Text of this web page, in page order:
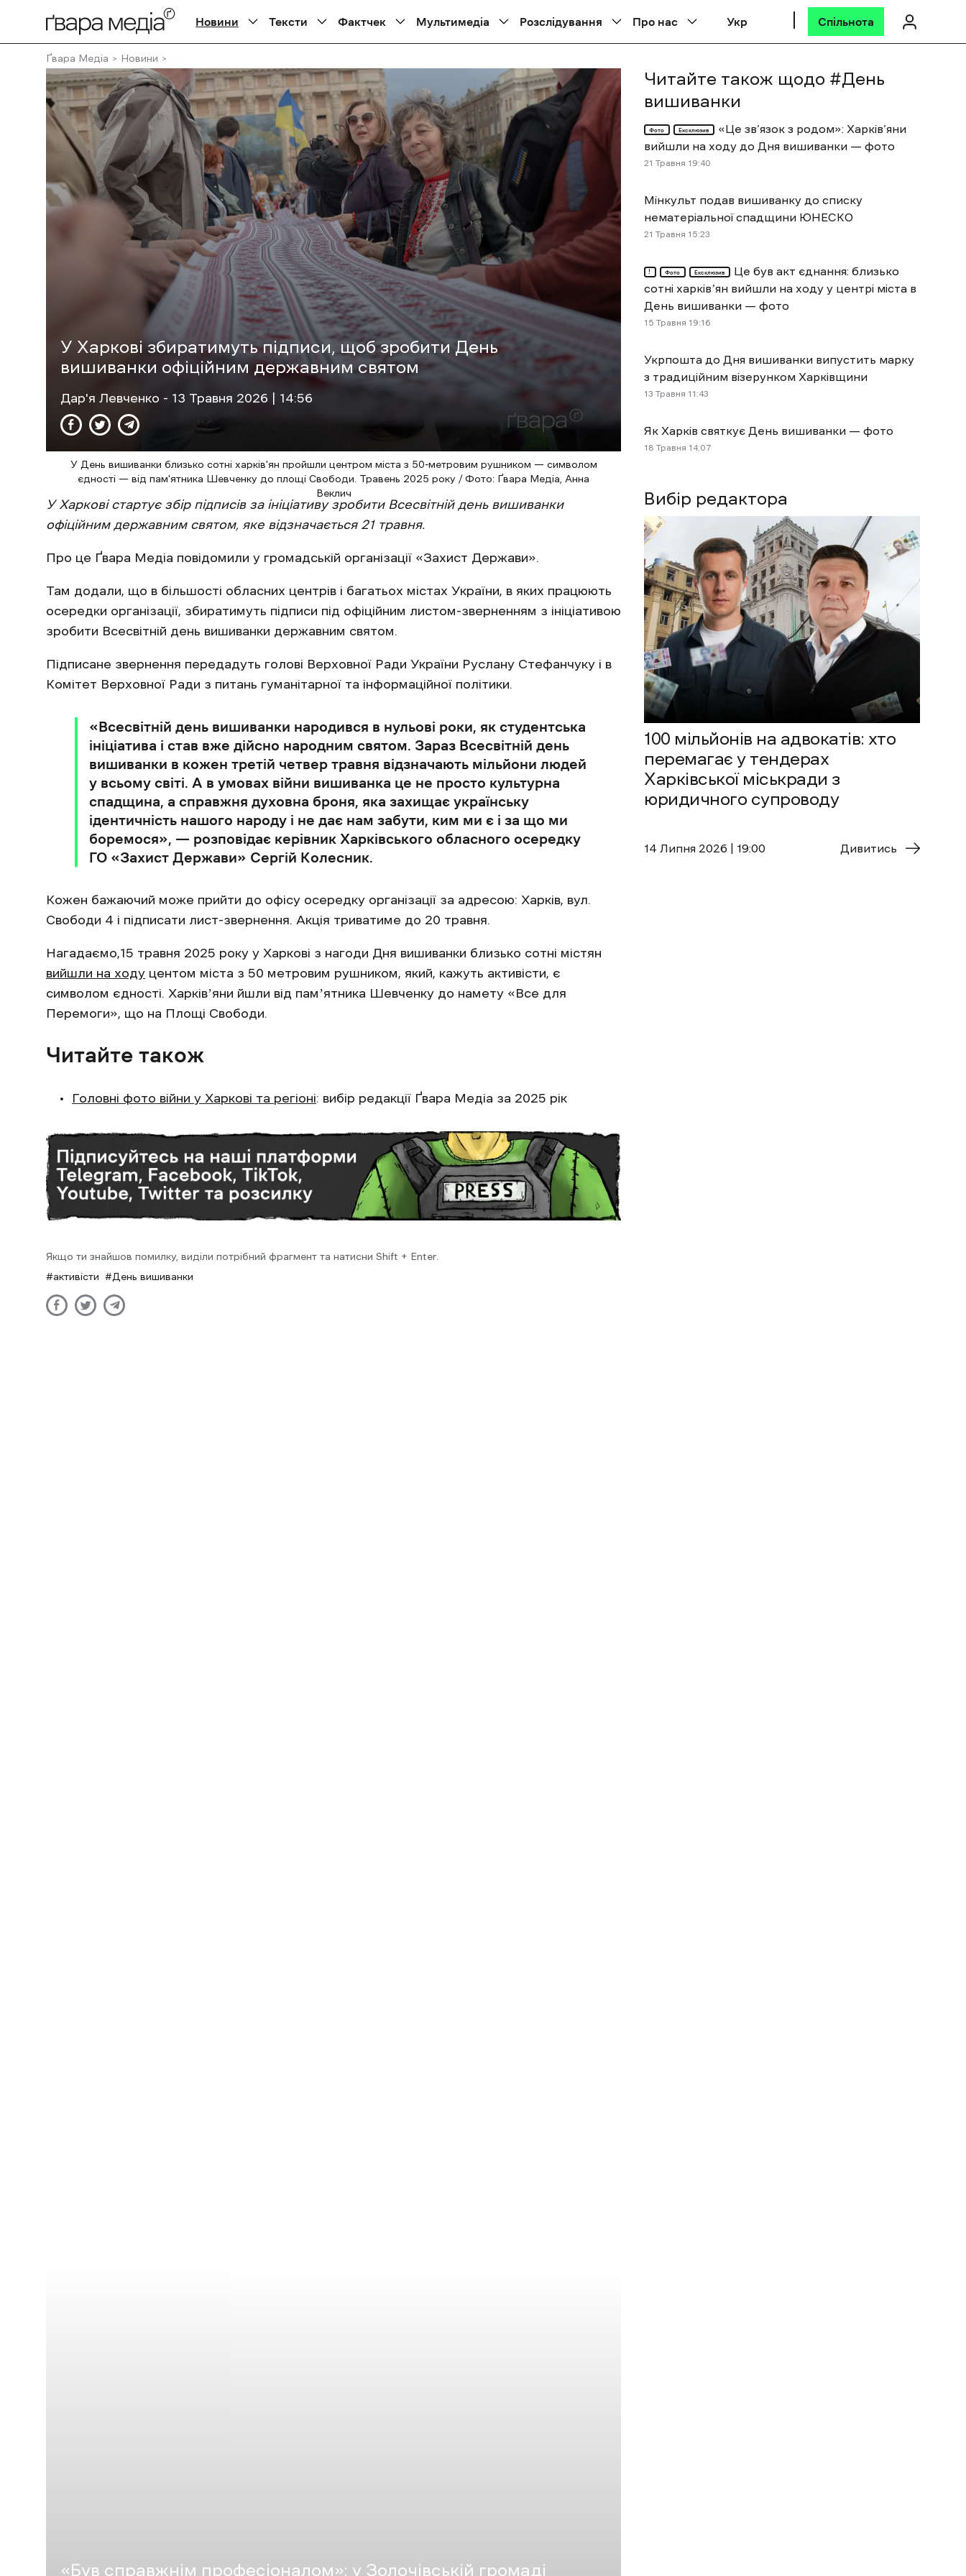
Новини Тексти Фактчек Мультимедіа Розслідування Про нас Укр Спільнота
Ґвара Медіа Новини
У Харкові збиратимуть підписи, щоб зробити День
вишиванки офіційним державним святом
Дар'я Левченко - 13 Травня 2026 | 14:56
У День вишиванки близько сотні харків'ян пройшли центром міста з 50-метровим рушником — символом
єдності — від пам'ятника Шевченку до площі Свободи. Травень 2025 року / Фото: Ґвара Медіа, Анна
Веклич
У Харкові стартує збір підписів за ініціативу зробити Всесвітній день вишиванки
офіційним державним святом, яке відзначається 21 травня.
Про це Ґвара Медіа повідомили у громадській організації «Захист Держави».
Там додали, що в більшості обласних центрів і багатьох містах України, в яких працюють
осередки організації, збиратимуть підписи під офіційним листом-зверненням з ініціативою
зробити Всесвітній день вишиванки державним святом.
Підписане звернення передадуть голові Верховної Ради України Руслану Стефанчуку і в
Комітет Верховної Ради з питань гуманітарної та інформаційної політики.
«Всесвітній день вишиванки народився в нульові роки, як студентська
ініціатива і став вже дійсно народним святом. Зараз Всесвітній день
вишиванки в кожен третій четвер травня відзначають мільйони людей
у всьому світі. А в умовах війни вишиванка це не просто культурна
спадщина, а справжня духовна броня, яка захищає українську
ідентичність нашого народу і не дає нам забути, ким ми є і за що ми
боремося», — розповідає керівник Харківського обласного осередку
ГО «Захист Держави» Сергій Колесник.
Кожен бажаючий може прийти до офісу осередку організації за адресою: Харків, вул.
Свободи 4 і підписати лист-звернення. Акція триватиме до 20 травня.
Нагадаємо,15 травня 2025 року у Харкові з нагоди Дня вишиванки близько сотні містян
вийшли на ходу центом міста з 50 метровим рушником, який, кажуть активісти, є
символом єдності. Харківʼяни йшли від памʼятника Шевченку до намету «Все для
Перемоги», що на Площі Свободи.
Читайте також
Головні фото війни у Харкові та регіоні: вибір редакції Ґвара Медіа за 2025 рік
Якщо ти знайшов помилку, виділи потрібний фрагмент та натисни Shift + Enter.
активісти
День вишиванки
Вибір редактора
100 мільйонів на адвокатів: хто
перемагає у тендерах
Харківської міськради з
юридичного супроводу
14 Липня 2026 | 19:00 Дивитись
Читайте також щодо #День
вишиванки
Фото Ексклюзив
«Це зв’язок з родом»: Харків’яни
вийшли на ходу до Дня вишиванки — фото
21 Травня 19:40
Мінкульт подав вишиванку до списку
нематеріальної спадщини ЮНЕСКО
21 Травня 15:23
Фото Ексклюзив
Це був акт єднання: близько
сотні харківʼян вийшли на ходу у центрі міста в
День вишиванки — фото
15 Травня 19:16
Укрпошта до Дня вишиванки випустить марку
з традиційним візерунком Харківщини
13 Травня 11:43
Як Харків святкує День вишиванки — фото
18 Травня 14:07